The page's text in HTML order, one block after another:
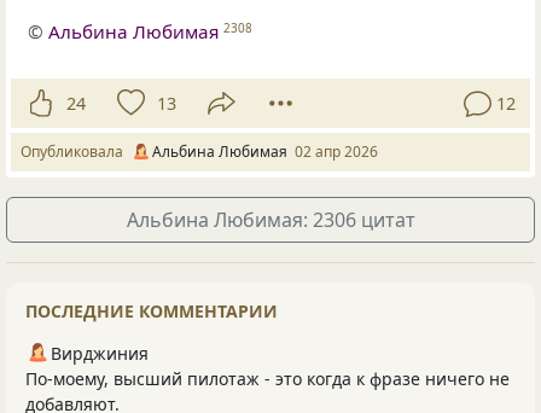
©Альбина Любимая 2308
24 13 12
Опубликовала Альбина Любимая 02 апр 2026
Альбина Любимая: 2306 цитат
ПОСЛЕДНИЕ КОММЕНТАРИИ
Вирджиния
По-моему, высший пилотаж - это когда к фразе ничего не
добавляют.